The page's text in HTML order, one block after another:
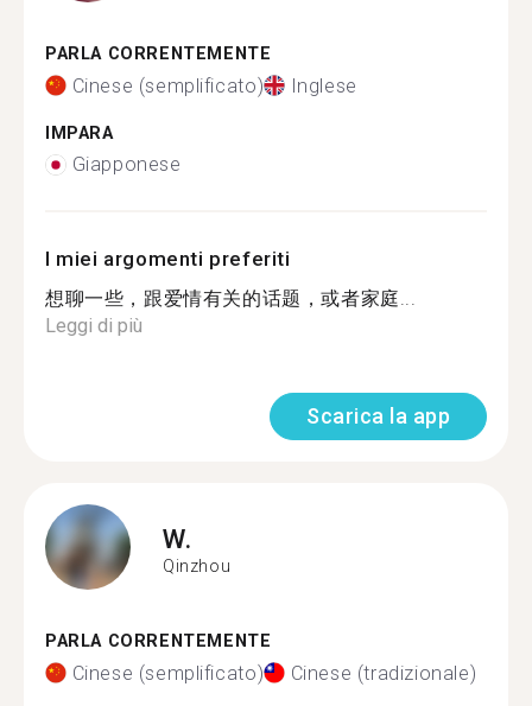
PARLA CORRENTEMENTE
Cinese (semplificato) Inglese
IMPARA
Giapponese
I miei argomenti preferiti
想聊一些，跟爱情有关的话题，或者家庭...
Leggi di più
Scarica la app
W.
Qinzhou
PARLA CORRENTEMENTE
Cinese (semplificato) Cinese (tradizionale)